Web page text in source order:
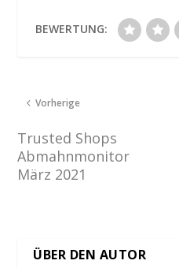
BEWERTUNG:
Vorherige
Trusted Shops
Abmahnmonitor
März 2021
ÜBER DEN AUTOR